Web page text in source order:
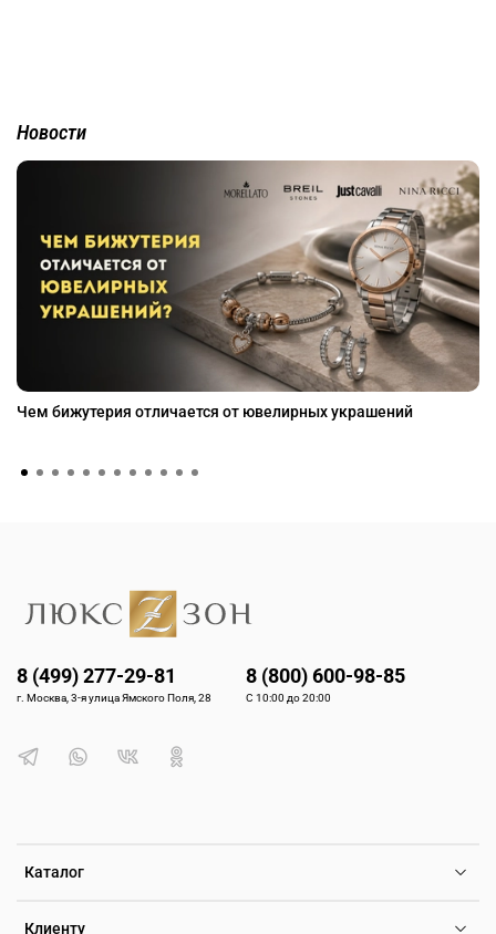
Новости
Чем бижутерия отличается от ювелирных украшений
Каталог
Клиенту
8 (499) 277-29-81
г. Москва, 3-я улица Ямского Поля, 28
8 (800) 600-98-85
С 10:00 до 20:00